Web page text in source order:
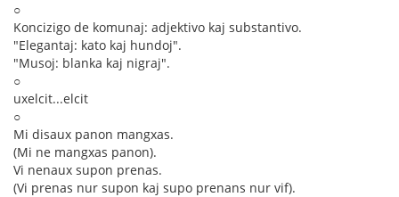
○
Koncizigo de komunaj: adjektivo kaj substantivo.
"Elegantaj: kato kaj hundoj".
"Musoj: blanka kaj nigraj".
○
uxelcit...elcit
○
Mi disaux panon mangxas.
(Mi ne mangxas panon).
Vi nenaux supon prenas.
(Vi prenas nur supon kaj supo prenans nur vif).